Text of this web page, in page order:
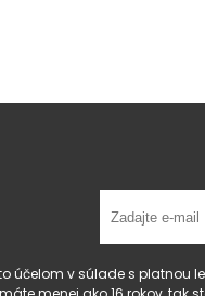
účelom v súlade s platnou